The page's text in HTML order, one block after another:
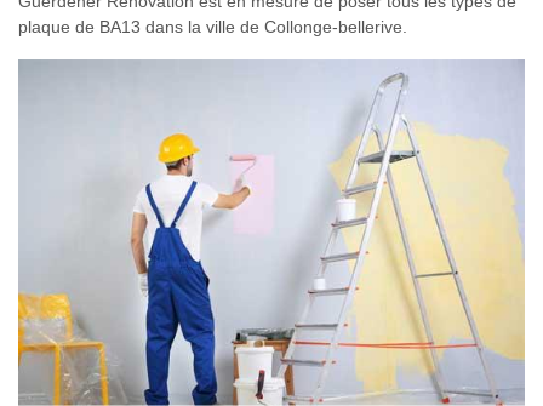
plaque de BA13 dans la ville de Collonge-bellerive.